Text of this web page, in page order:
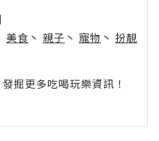
美食 丶 親子 丶 寵物 丶 扮靚
掘更多吃喝玩樂資訊！